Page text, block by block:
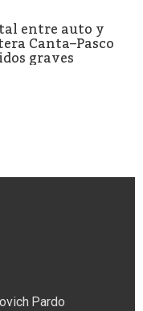
entre auto y
Canta–Pasco
graves
Pardo